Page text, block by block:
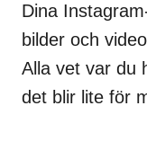
Dina
bilder och
Alla vet var du
det blir lite för